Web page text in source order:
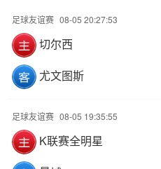
足球友谊赛 08-05 20:27:53
切尔西
尤文图斯
足球友谊赛 08-05 19:35:55
K联赛全明星